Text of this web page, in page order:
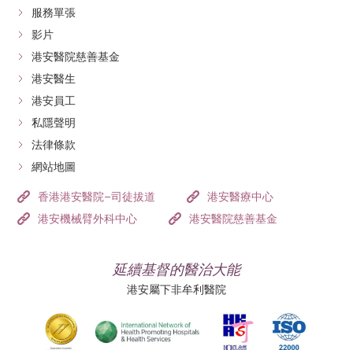
服務單張
影片
港安醫院慈善基金
港安醫生
港安員工
私隱聲明
法律條款
網站地圖
香港港安醫院–司徒拔道
港安醫療中心
港安機械臂外科中心
港安醫院慈善基金
延續基督的醫治大能
港安屬下非牟利醫院